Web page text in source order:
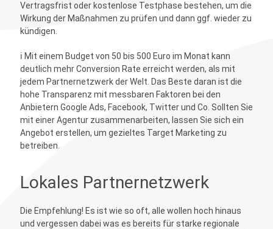
Vertragsfrist oder kostenlose Testphase bestehen, um die
Wirkung der Maßnahmen zu prüfen und dann ggf. wieder zu
kündigen.
ℹ️ Mit einem Budget von 50 bis 500 Euro im Monat kann
deutlich mehr Conversion Rate erreicht werden, als mit
jedem Partnernetzwerk der Welt. Das Beste daran ist die
hohe Transparenz mit messbaren Faktoren bei den
Anbietern Google Ads, Facebook, Twitter und Co. Sollten Sie
mit einer Agentur zusammenarbeiten, lassen Sie sich ein
Angebot erstellen, um gezieltes Target Marketing zu
betreiben.
Lokales Partnernetzwerk
Die Empfehlung! Es ist wie so oft, alle wollen hoch hinaus
und vergessen dabei was es bereits für starke regionale